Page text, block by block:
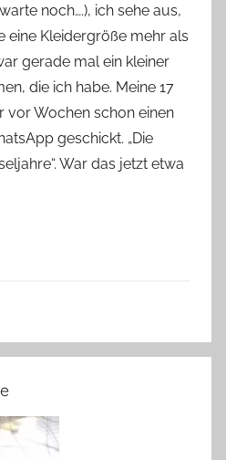
n
n
e
noch….), ich sehe aus,
eine Kleidergröße mehr als
gerade mal ein kleiner
die ich habe. Meine 17
vor Wochen schon einen
geschickt. „Die
War das jetzt etwa